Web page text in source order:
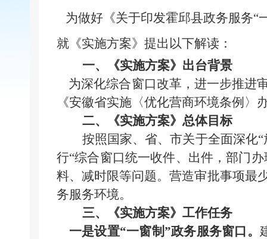
为做好 《关于印发霍邱县政务服务“
就《实施方案》提出以下解读：
一、《实施方案》出台背景
为深化综合窗口改革，进一步推进
《安徽省实施〈优化营商环境条例〉
二、
《实施方案》总体目标
按照国家、省、市关于全面深化
行“综合窗口统一收件、出件，部门
料、减时限等问题。营造审批事项最
务服务环境。
三、
《实施方案》工作任务
一是设置“一窗制”政务服务窗口。